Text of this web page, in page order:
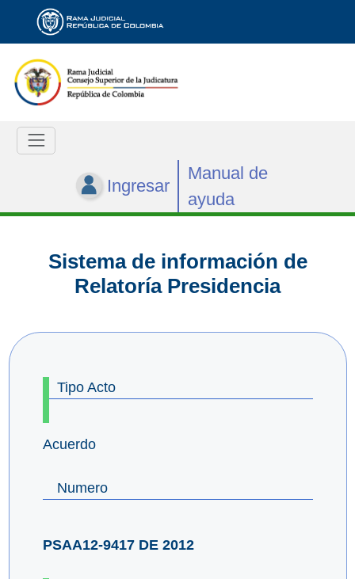
Ingresar
Manual de
ayuda
Sistema de información de
Relatoría Presidencia
Tipo Acto
Acuerdo
Numero
PSAA12-9417 DE 2012